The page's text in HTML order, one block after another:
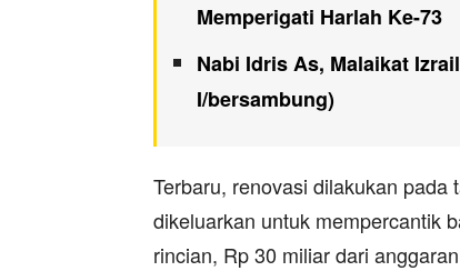
Memperigati Harlah Ke-73
Nabi Idris As, Malaikat
I/bersambung)
Terbaru, renovasi dilakukan
dikeluarkan untuk mempercantik
rincian, Rp 30 miliar dari